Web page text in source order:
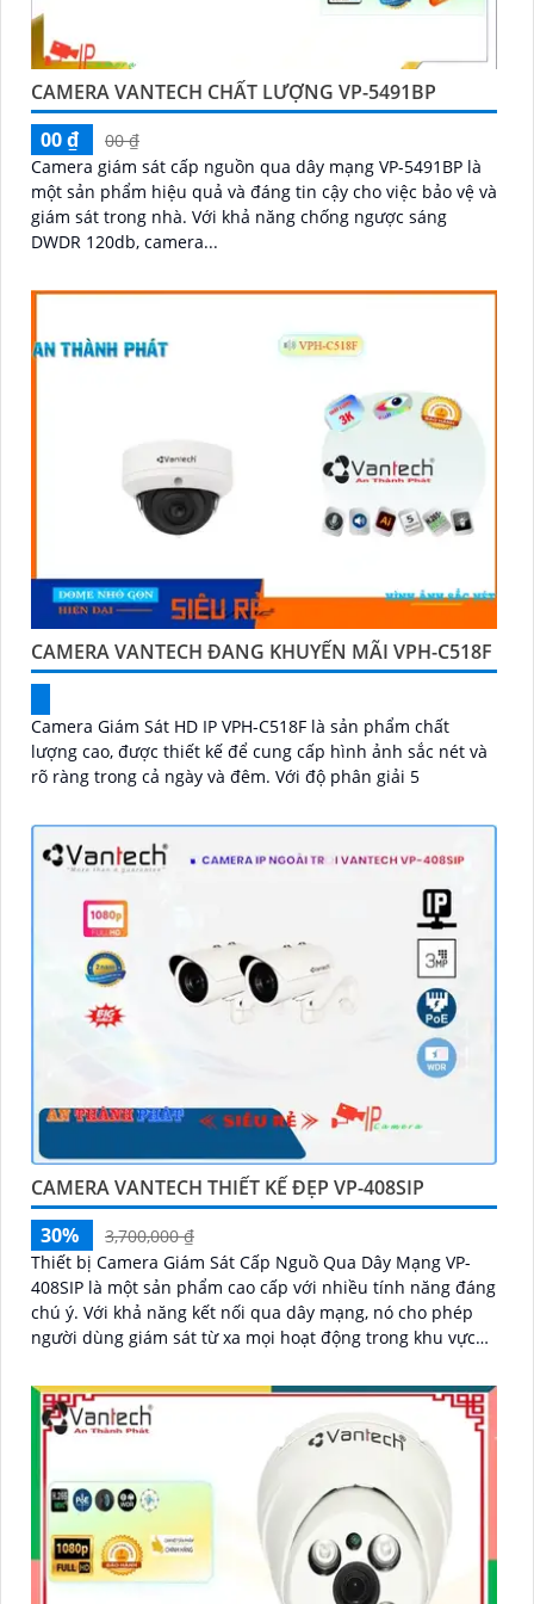
CAMERA VANTECH CHẤT LƯỢNG VP-5491BP
00 ₫
00 ₫
Camera giám sát cấp nguồn qua dây mạng VP-5491BP là
một sản phẩm hiệu quả và đáng tin cậy cho việc bảo vệ và
giám sát trong nhà. Với khả năng chống ngược sáng
DWDR 120db, camera...
CAMERA VANTECH ĐANG KHUYẾN MÃI VPH-C518F
Camera Giám Sát HD IP VPH-C518F là sản phẩm chất
lượng cao, được thiết kế để cung cấp hình ảnh sắc nét và
rõ ràng trong cả ngày và đêm. Với độ phân giải 5
CAMERA VANTECH THIẾT KẾ ĐẸP VP-408SIP
30%
3,700,000 ₫
Thiết bị Camera Giám Sát Cấp Nguồ Qua Dây Mạng VP-
408SIP là một sản phẩm cao cấp với nhiều tính năng đáng
chú ý. Với khả năng kết nối qua dây mạng, nó cho phép
người dùng giám sát từ xa mọi hoạt động trong khu vực